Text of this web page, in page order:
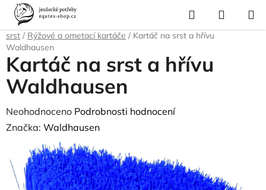
Přejít
obsah
Hledat
KOŠÍK
Domů
Pro koně
srst / Rýžové a ometací kartáče / Kartáč na srst a hřívu
Waldhausen
Kartáč na srst a hřívu
Waldhausen
Průměrné
hodnocení
produktu
je
0,0
Neohodnoceno Podrobnosti hodnocení
Značka: Waldhausen